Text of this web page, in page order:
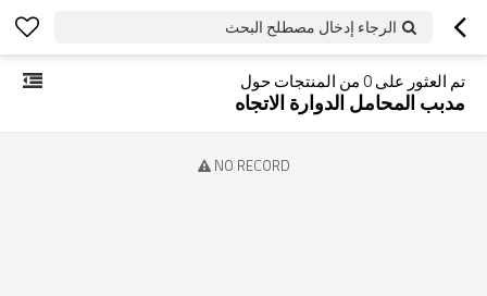
الرجاء إدخال مصطلح البحث
تم العثور على0من المنتجات حول
مدبب المحامل الدوارة الاتجاه
NO RECORD